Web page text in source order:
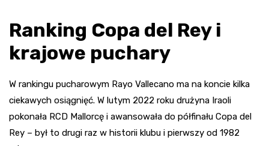
Ranking Copa del Rey i
krajowe puchary
W rankingu pucharowym Rayo Vallecano ma na koncie kilka
ciekawych osiągnięć. W lutym 2022 roku drużyna Iraoli
pokonała RCD Mallorcę i awansowała do półfinału Copa del
Rey – był to drugi raz w historii klubu i pierwszy od 1982